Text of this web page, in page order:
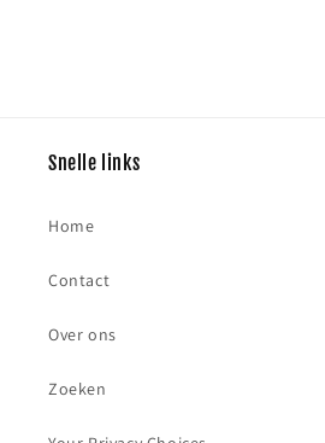
Snelle links
Home
Contact
Over ons
Zoeken